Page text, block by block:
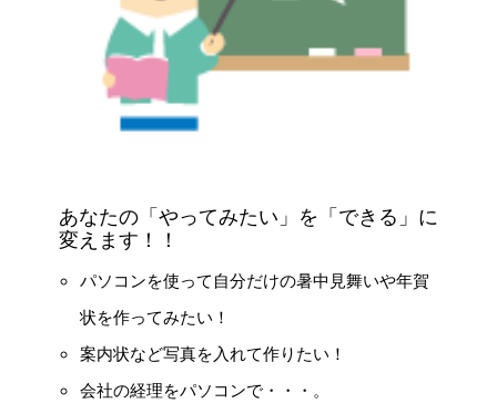
あなたの「やってみたい」を「できる」に
変えます！！
パソコンを使って自分だけの暑中見舞いや年賀
状を作ってみたい！
案内状など写真を入れて作りたい！
会社の経理をパソコンで・・・。